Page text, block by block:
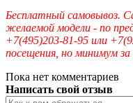
Бесплатный самовывоз.
желаемой модели - по
+7(495)203-81-95 или
посещения, но минимум за
Пока нет комментариев
Написать свой отзыв